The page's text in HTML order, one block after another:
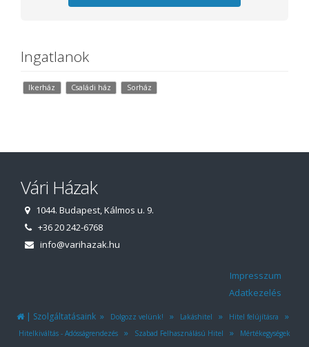
Ingatlanok
Ikerház Családi ház Sorház
Vári Házak
1044. Budapest, Kálmos u. 9.
+36 20 242-6768
info@varihazak.hu
Impresszum
Adatkezelés
| Szolgáltatásaink» Dolgozz velünk! » Lakáshitel » Hitel felújításra »
Hitelkiváltás - Adósságrendezés » Szabad Felhasználású Hitel »
Mértékegységek